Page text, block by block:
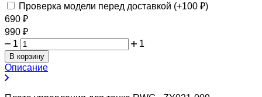
Проверка модели перед доставкой (+100 ₽)
690 ₽
990 ₽
1
1
В корзину
Описание